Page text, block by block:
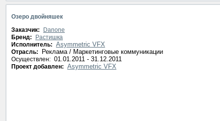
Озеро двойняшек
Заказчик:
Danone
Бренд:
Растишка
Исполнитель: Asymmetric VFX
Отрасль: Реклама / Маркетинговые коммуникации
Осуществлен: 01.01.2011 - 31.12.2011
Проект добавлен: Asymmetric VFX